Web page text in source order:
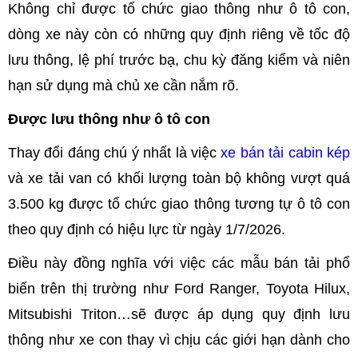
Không chỉ được tổ chức giao thông như ô tô con,
dòng xe này còn có những quy định riêng về tốc độ
lưu thông, lệ phí trước bạ, chu kỳ đăng kiểm và niên
hạn sử dụng mà chủ xe cần nắm rõ.
Được lưu thông như ô tô con
Thay đổi đáng chú ý nhất là việcxe bán tải cabin kép
và xe tải van có khối lượng toàn bộ không vượt quá
3.500 kg được tổ chức giao thông tương tự ô tô con
theo quy định có hiệu lực từ ngày 1/7/2026.
Điều này đồng nghĩa với việc các mẫu bán tải phổ
biến trên thị trường như Ford Ranger, Toyota Hilux,
Mitsubishi Triton…sẽ được áp dụng quy định lưu
thông như xe con thay vì chịu các giới hạn dành cho